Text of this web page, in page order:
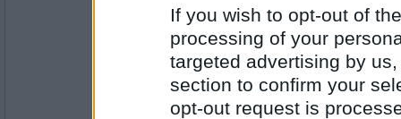
If you wish to opt-out of
processing of your
targeted advertising by
section to confirm your
opt-out request is
Antall innlegg:
4724